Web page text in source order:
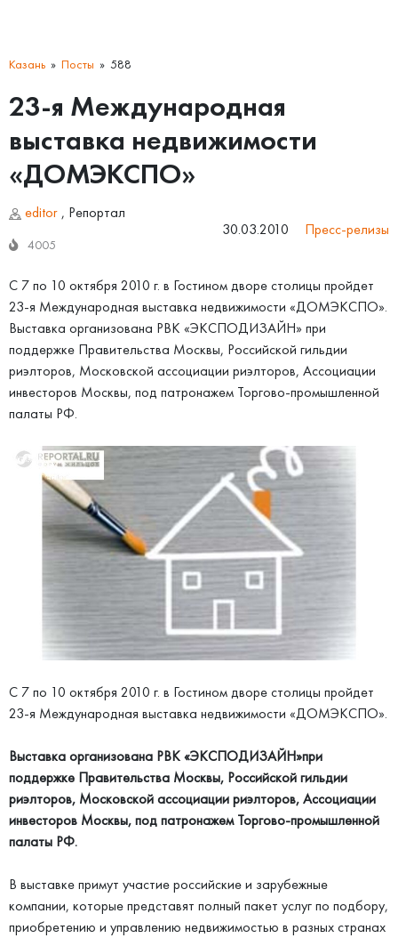
Казань Посты 588
23-я Международная
выставка недвижимости
«ДОМЭКСПО»
editor , Репортал
30.03.2010
Пресс-релизы
4005
С 7 по 10 октября 2010 г. в Гостином дворе столицы пройдет
23-я Международная выставка недвижимости «ДОМЭКСПО».
Выставка организована РВК «ЭКСПОДИЗАЙН» при
поддержке Правительства Москвы, Российской гильдии
риэлторов, Московской ассоциации риэлторов, Ассоциации
инвесторов Москвы, под патронажем Торгово-промышленной
палаты РФ.
С 7 по 10 октября 2010 г. в Гостином дворе столицы пройдет
23-я Международная выставка недвижимости «ДОМЭКСПО».
Выставка организована РВК «ЭКСПОДИЗАЙН»при
поддержке Правительства Москвы, Российской гильдии
риэлторов, Московской ассоциации риэлторов, Ассоциации
инвесторов Москвы, под патронажем Торгово-промышленной
палаты РФ.
В выставке примут участие российские и зарубежные
компании, которые представят полный пакет услуг по подбору,
приобретению и управлению недвижимостью в разных странах